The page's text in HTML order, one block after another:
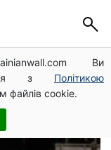
Ви
з Політикою
файлів cookie.